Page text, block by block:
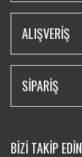
ALIŞVERİŞ
SİPARİŞ
BİZİ TAKİP EDİN